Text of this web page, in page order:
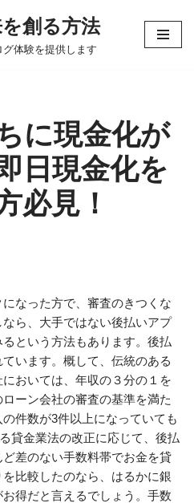
創る方法
体験を提供します
に現金化が
日現金化を
必見！
なった方で、審査のきつくな
ら、大手ではない後払いアプ
という方法もあります。後払
います。概して、伝統のある
おいては、年収の３分の１を
ーン会社の審査の基準を満た
件数が3件以上になっていても
貸金業法の改正に応じて、後払
差のない手数料帯でお金を貸
比較したのなら、はるかに銀
得だと言えるでしょう。手数